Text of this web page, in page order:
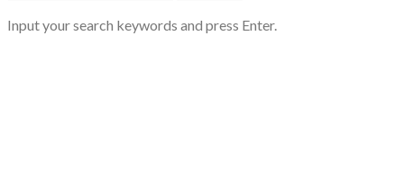
Input your search keywords and press Enter.